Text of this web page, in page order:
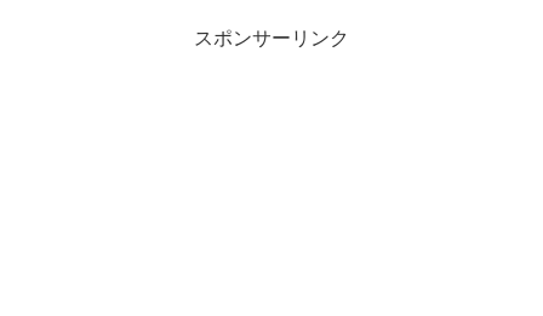
スポンサーリンク